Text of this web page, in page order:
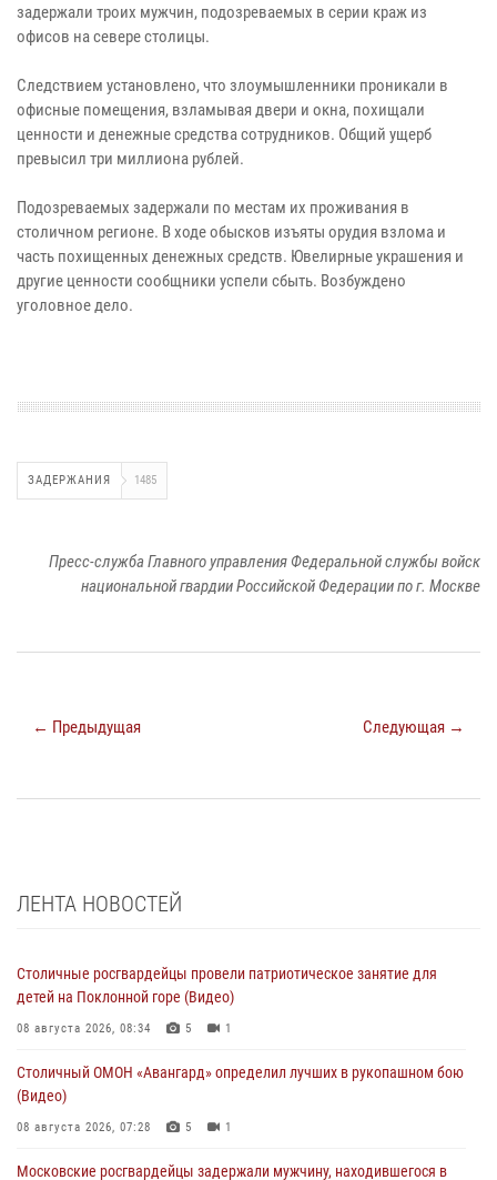
задержали троих мужчин, подозреваемых в серии краж из
офисов на севере столицы.
Следствием установлено, что злоумышленники проникали в
офисные помещения, взламывая двери и окна, похищали
ценности и денежные средства сотрудников. Общий ущерб
превысил три миллиона рублей.
Подозреваемых задержали по местам их проживания в
столичном регионе. В ходе обысков изъяты орудия взлома и
часть похищенных денежных средств. Ювелирные украшения и
другие ценности сообщники успели сбыть. Возбуждено
уголовное дело.
ЗАДЕРЖАНИЯ 1485
Пресс-служба Главного управления Федеральной службы войск
национальной гвардии Российской Федерации по г. Москве
← Предыдущая Следующая →
ЛЕНТА НОВОСТЕЙ
Столичные росгвардейцы провели патриотическое занятие для
детей на Поклонной горе (Видео)
08 августа 2026, 08:34 5 1
Столичный ОМОН «Авангард» определил лучших в рукопашном бою
(Видео)
08 августа 2026, 07:28 5 1
Московские росгвардейцы задержали мужчину, находившегося в